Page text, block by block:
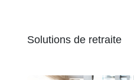
Solutions de retraite